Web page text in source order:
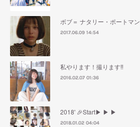
ボブ＝ ナタリー・ポートマン
2017.06.09 14:54
私やります！撮ります‼︎
2016.02.07 01:36
2018' 🎉Start▶︎ ▶︎ ▶︎
2018.01.02 04:04